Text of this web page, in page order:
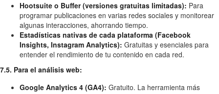
Hootsuite o Buffer (versiones gratuitas limitadas): Para
programar publicaciones en varias redes sociales y monitorear
algunas interacciones, ahorrando tiempo.
Estadísticas nativas de cada plataforma (Facebook
Insights, Instagram Analytics): Gratuitas y esenciales para
entender el rendimiento de tu contenido en cada red.
7.5. Para el análisis web:
Google Analytics 4 (GA4): Gratuito. La herramienta más